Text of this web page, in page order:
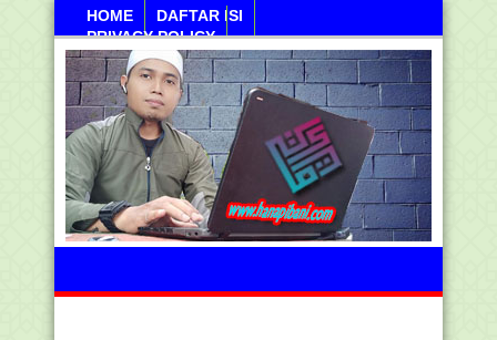
HOME
DAFTAR ISI
PRIVACY POLICY
Ahad, 09 Agustus 2026